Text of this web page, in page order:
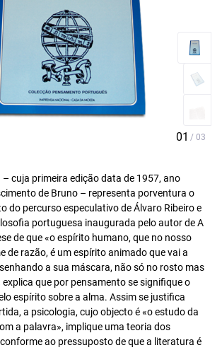
cuja primeira edição data de 1957, ano
de Bruno – representa porventura o
do percurso especulativo de Álvaro Ribeiro e
portuguesa inaugurada pelo autor de A
de que «o espírito humano, que no nosso
de razão, é um espírito animado que vai a
a sua máscara, não só no rosto mas
que por pensamento se signifique o
espírito sobre a alma. Assim se justifica
a psicologia, cujo objecto é «o estudo da
a palavra», implique uma teoria dos
ao pressuposto de que a literatura é